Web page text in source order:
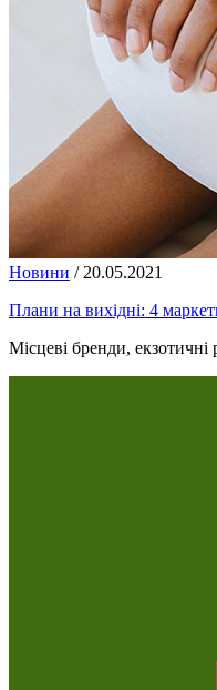
Новини / 20.05.2021
Плани на вихідні: 4
Місцеві бренди, екзотичні